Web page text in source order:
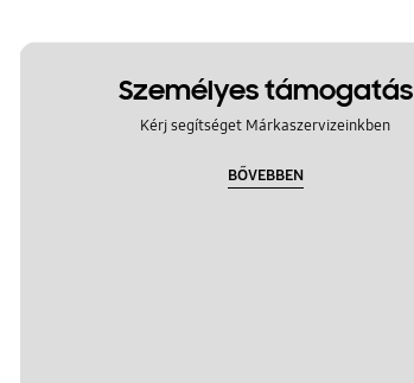
Személyes támogatás
Kérj segítséget Márkaszervizeinkben
BŐVEBBEN